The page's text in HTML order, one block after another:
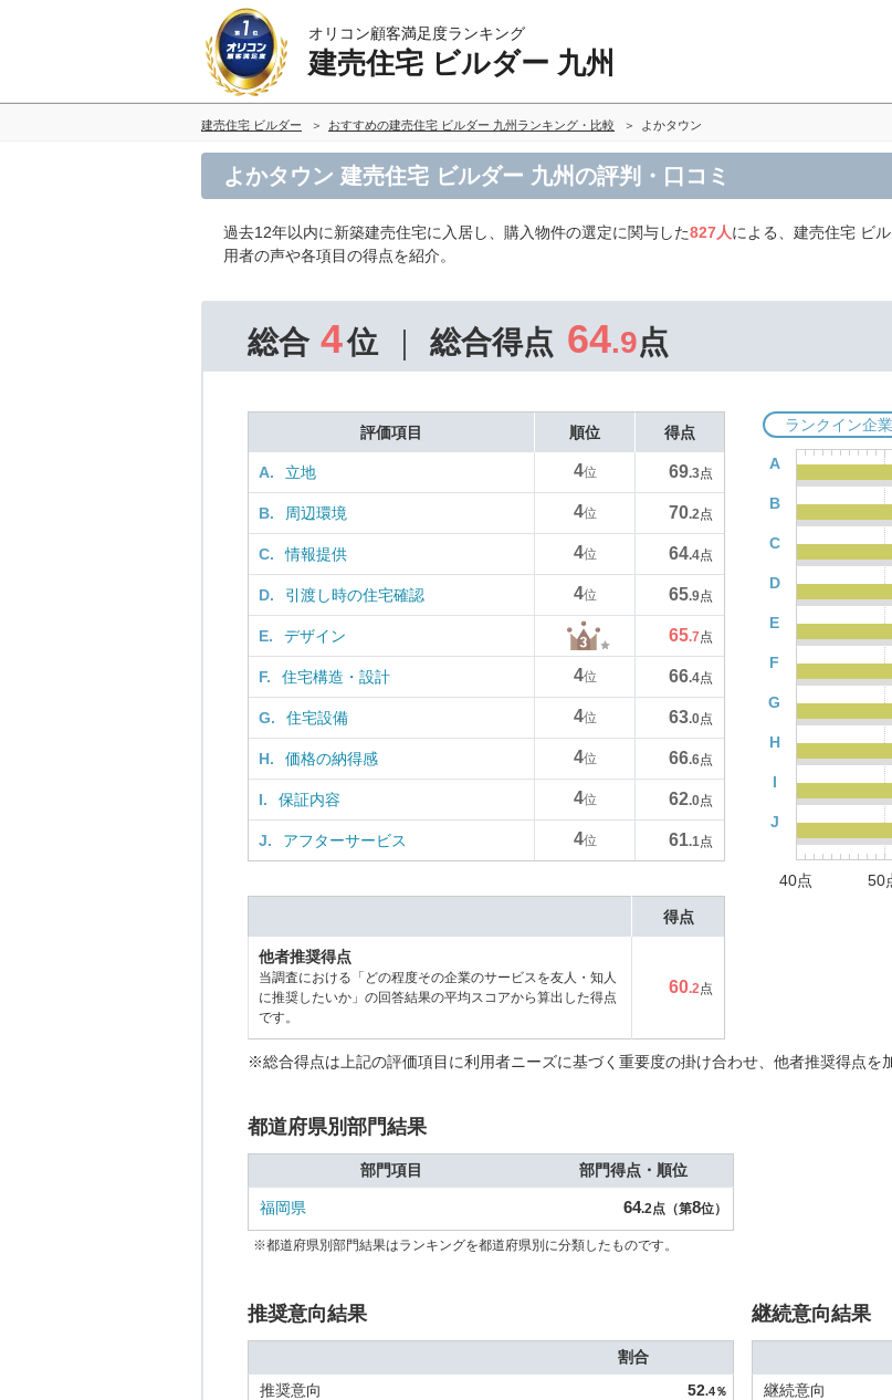
オリコン顧客満足度ランキング
建売住宅 ビルダー 九州
建売住宅 ビルダー おすすめの建売住宅 ビルダー 九州ランキング・比較 よかタウン
よかタウン 建売住宅 ビルダー 九州の評判・口コミ
過去12年以内に新築建売住宅に入居し、購入物件の選定に関与した827人による、建売住宅 ビ
用者の声や各項目の得点を紹介。
総合 4位 総合得点 64.9点
評価項目 順位 得点
A. 立地 4位 69.3点
B. 周辺環境 4位 70.2点
C. 情報提供 4位 64.4点
D. 引渡し時の住宅確認 4位 65.9点
E. デザイン 65.7点
F. 住宅構造・設計 4位 66.4点
G. 住宅設備 4位 63.0点
H. 価格の納得感 4位 66.6点
I. 保証内容 4位 62.0点
J. アフターサービス 4位 61.1点
ランクイン企
A
B
C
D
E
F
G
H
I
J
40点 50
得点
他者推奨得点
当調査における「どの程度その企業のサービスを友人・知人
に推奨したいか」の回答結果の平均スコアから算出した得点
です。
60.2点
※総合得点は上記の評価項目に利用者ニーズに基づく重要度の掛け合わせ、他者推奨得点を
都道府県別部門結果
部門項目 部門得点・順位
福岡県 64.2点（第8位）
※都道府県別部門結果はランキングを都道府県別に分類したものです。
推奨意向結果
割合
推奨意向
52.4％
継続意向結果
継続意向